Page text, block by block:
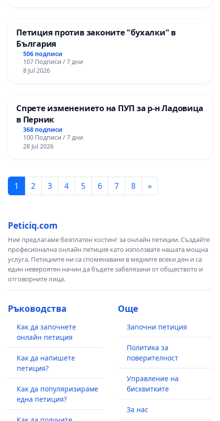
Петиция против законите "бухалки" в
България
506 подписи
107 Подписи / 7 дни
8 Jul 2026
Спрете изменението на ПУП за р-н Ладовица
в Перник
368 подписи
100 Подписи / 7 дни
28 Jul 2026
1 2 3 4 5 6 7 8 »
Peticiq.com
Ние предлагаме безплатен хостинг за онлайн петиции. Създайте
професионална онлайн петиция като използвате нашата мощна
услуга. Петициите ни са споменавани в медиите всеки ден и са
един невероятен начин да бъдете забелязани от обществото и
отговорните лица.
Ръководства
Как да започнете
онлайн петиция
Как да напишете
петиция?
Как да популяризираме
една петиция?
Още
Започни петиция
Политика за
поверителност
Управление на
бисквитките
За нас